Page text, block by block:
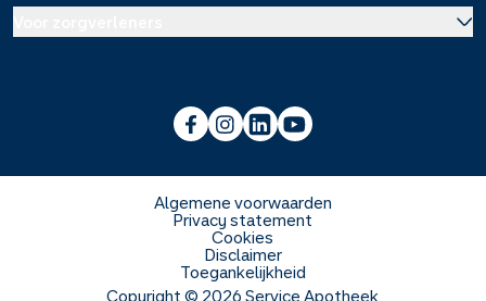
Franchise informatie
Voorlichting scholen
Algemene voorwaarden
Privacy statement
Cookies
Disclaimer
Toegankelijkheid
Copyright © 2026 Service Apotheek